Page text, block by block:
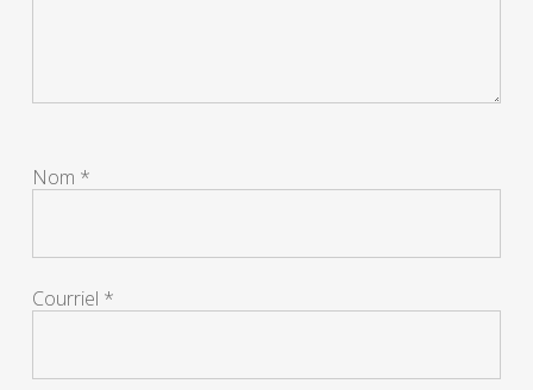
Nom *
Courriel *